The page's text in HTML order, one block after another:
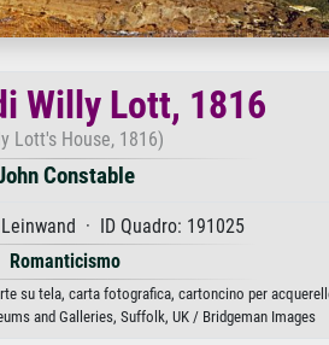
Willy Lott, 1816
Lott's House, 1816)
Constable
· ID Quadro: 191025
Romanticismo
su tela, carta fotografica, cartoncino per
and Galleries, Suffolk, UK / Bridgeman Images